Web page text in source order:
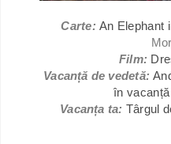
Carte: An Elephant
Film:
Vacanță de vedetă:
în
Vacanța ta: Târgul